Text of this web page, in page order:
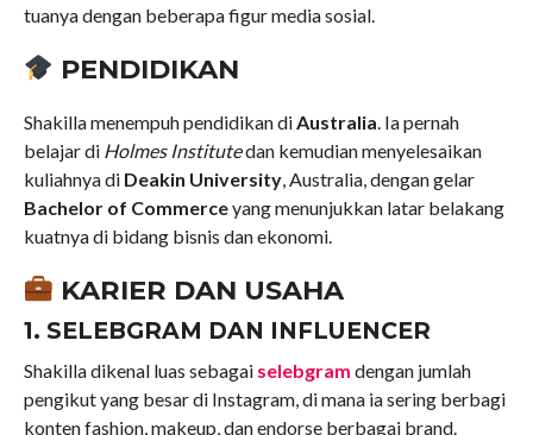
tuanya dengan beberapa figur media sosial.
PENDIDIKAN
Shakilla menempuh pendidikan di Australia . Ia pernah
belajar di Holmes Institutedan kemudian menyelesaikan
kuliahnya di Deakin University, Australia, dengan gelar
Bachelor of Commerceyang menunjukkan latar belakang
kuatnya di bidang bisnis dan ekonomi.
KARIER DAN USAHA
1. SELEBGRAM DAN INFLUENCER
Shakilla dikenal luas sebagai selebgram dengan jumlah
pengikut yang besar di Instagram, di mana ia sering berbagi
konten fashion, makeup, dan endorse berbagai brand.